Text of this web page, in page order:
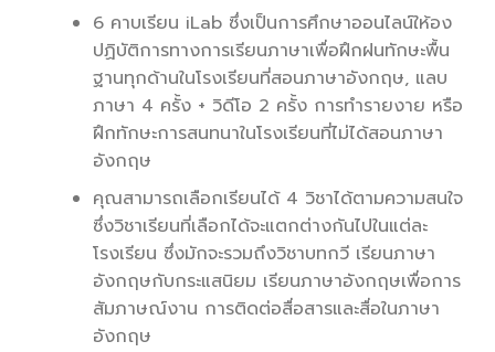
6 คาบเรียน iLab ซึ่งเป็นการศึกษาออนไลน์ให้อง
ปฏิบัติการทางการเรียนภาษาเพื่อฝึกฝนทักษะพื้น
ฐานทุกด้านในโรงเรียนที่สอนภาษาอังกฤษ, แลบ
ภาษา 4 ครั้ง + วิดีโอ 2 ครั้ง การทำรายงาย หรือ
ฝึกทักษะการสนทนาในโรงเรียนที่ไม่ได้สอนภาษา
อังกฤษ
คุณสามารถเลือกเรียนได้ 4 วิชาได้ตามความสนใจ
ซึ่งวิชาเรียนที่เลือกได้จะแตกต่างกันไปในแต่ละ
โรงเรียน ซึ่งมักจะรวมถึงวิชาบทกวี เรียนภาษา
อังกฤษกับกระแสนิยม เรียนภาษาอังกฤษเพื่อการ
สัมภาษณ์งาน การติดต่อสื่อสารและสื่อในภาษา
อังกฤษ